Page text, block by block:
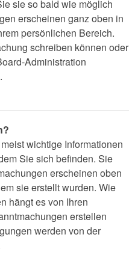
sie so bald wie möglich
erscheinen ganz oben in
persönlichen Bereich.
schreiben können oder
Administration
wichtige Informationen
Sie sich befinden. Sie
erscheinen oben
sie erstellt wurden. Wie
hängt es von Ihren
erstellen
werden von der